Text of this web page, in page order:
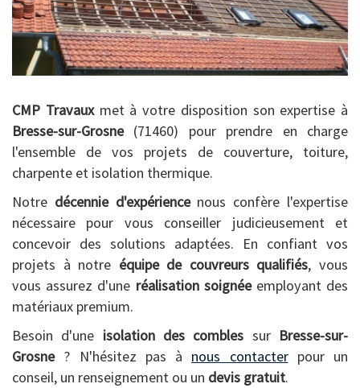
CMP Travauxmet à votre disposition son expertise à
Bresse-sur-Grosne(71460) pour prendre en charge
l'ensemble de vos projets de couverture, toiture,
charpente et isolation thermique.
Notre décennie d'expériencenous confère l'expertise
nécessaire pour vous conseiller judicieusement et
concevoir des solutions adaptées. En confiant vos
projets à notre équipe de couvreurs qualifiés, vous
vous assurez d'une réalisation soignéeemployant des
matériaux premium.
Besoin d'une isolation des combles sur Bresse-sur-
Grosne? N'hésitez pas à nous contacterpour un
conseil, un renseignement ou un devis gratuit.